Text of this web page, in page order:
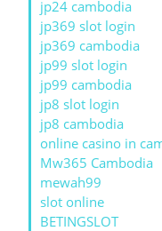
jp24 cambodia
jp369 slot login
jp369 cambodia
jp99 slot login
jp99 cambodia
jp8 slot login
jp8 cambodia
online casino in
Mw365 Cambodia
mewah99
slot online
BETINGSLOT